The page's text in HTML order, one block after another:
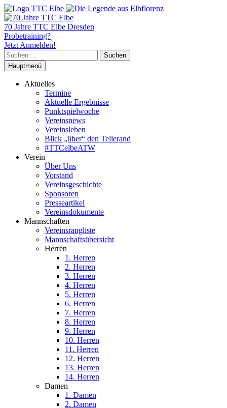
70 Jahre TTC Elbe Dresden
Probetraining?
Jetzt Anmelden!
Suchen
nach:
Hauptmenü
Aktuelles
Termine
Aktuelle Ergebnisse
Punktspielwoche
Vereinsnews
Vereinsleben
Blick „über“ den Tellerand
#TTCelbeATW
Verein
Über Uns
Vorstand
Vereinsgeschichte
Sponsoren
Presseartikel
Vereinsdokumente
Mannschaften
Vereinsrangliste
Mannschaftsübersicht
Herren
1. Herren
2. Herren
3. Herren
4. Herren
5. Herren
6. Herren
7. Herren
8. Herren
9. Herren
10. Herren
11. Herren
12. Herren
13. Herren
14. Herren
Damen
1. Damen
2. Damen